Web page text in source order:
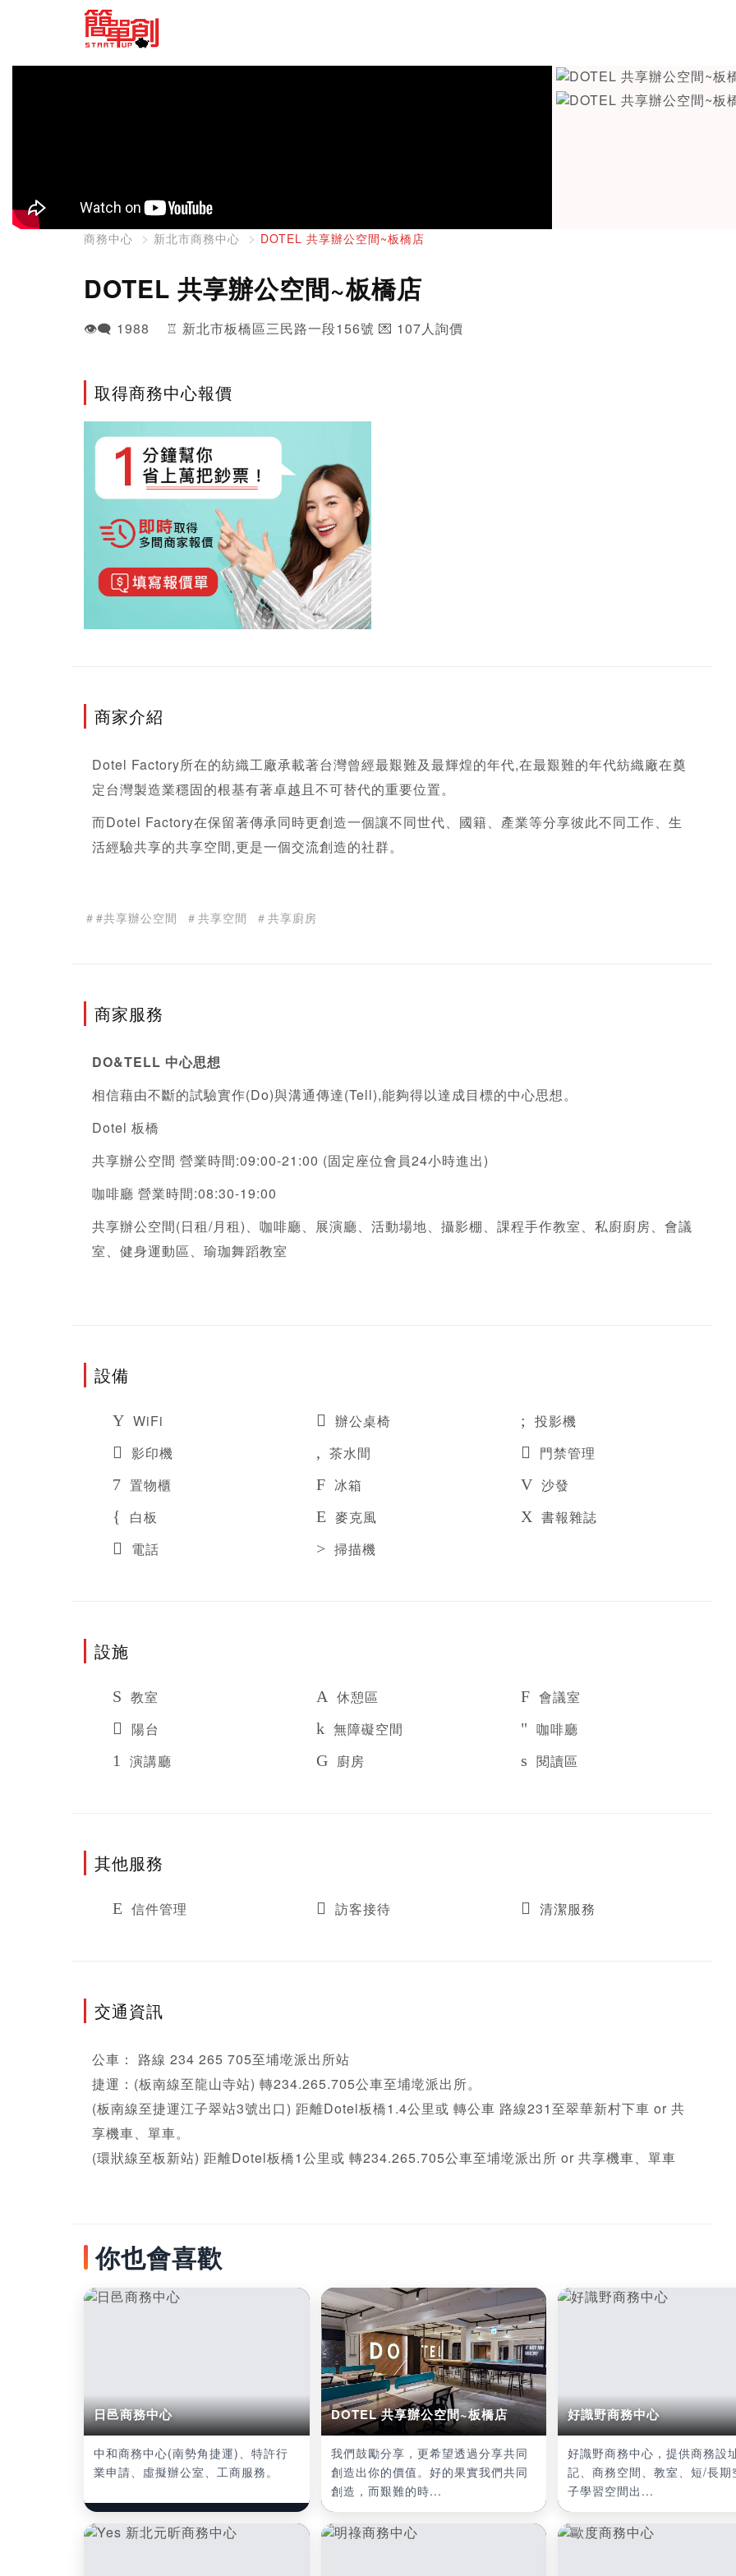
商務中心 新北市商務中心 DOTEL 共享辦公空間~板橋店
DOTEL 共享辦公空間~板橋店
👁️‍🗨️ 1988 ♖ 新北市板橋區三民路一段156號 💌 107人詢價
取得商務中心報價
商家介紹
Dotel Factory所在的紡織工廠承載著台灣曾經最艱難及最輝煌的年代,在最艱難的年代紡織廠在奠
定台灣製造業穩固的根基有著卓越且不可替代的重要位置。
而Dotel Factory在保留著傳承同時更創造一個讓不同世代、國籍、產業等分享彼此不同工作、生
活經驗共享的共享空間,更是一個交流創造的社群。
＃#共享辦公空間 ＃共享空間 ＃共享廚房
商家服務
DO&TELL 中心思想
相信藉由不斷的試驗實作(Do)與溝通傳達(Tell),能夠得以達成目標的中心思想。
Dotel 板橋
共享辦公空間 營業時間:09:00-21:00 (固定座位會員24小時進出)
咖啡廳 營業時間:08:30-19:00
共享辦公空間(日租/月租)、咖啡廳、展演廳、活動場地、攝影棚、課程手作教室、私廚廚房、會議
室、健身運動區、瑜珈舞蹈教室
設備
WiFi 辦公桌椅
投影機
影印機
茶水間
門禁管理
置物櫃
冰箱
沙發
白板
麥克風
書報雜誌
電話
掃描機
設施
教室 休憩區
會議室
陽台
無障礙空間
咖啡廳
演講廳
廚房 閱讀區
其他服務
信件管理 訪客接待 清潔服務
交通資訊
公車： 路線 234 265 705至埔墘派出所站
捷運：(板南線至龍山寺站) 轉234.265.705公車至埔墘派出所。
(板南線至捷運江子翠站3號出口) 距離Dotel板橋1.4公里或 轉公車 路線231至翠華新村下車 or 共
享機車、單車。
(環狀線至板新站) 距離Dotel板橋1公里或 轉234.265.705公車至埔墘派出所 or 共享機車、單車
你也會喜歡
日邑商務中心
中和商務中心(南勢角捷運)、特許行
業申請、虛擬辦公室、工商服務。
DOTEL 共享辦公空間~板橋店
我們鼓勵分享，更希望透過分享共同
創造出你的價值。好的果實我們共同
創造，而艱難的時...
好識野商務中心
好識野商務中心，提供商務設
記、商務空間、教室、短/長期
子學習空間出...